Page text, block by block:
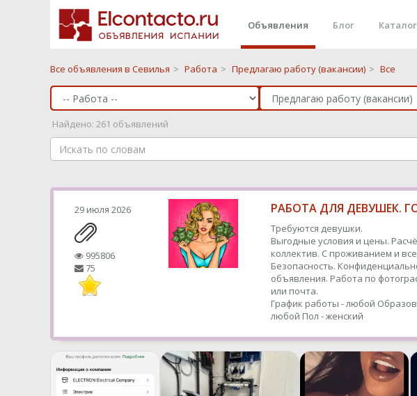
Объявления Блог
Все объявления в Севилья > Работа > Предлагаю работу (вакансии) > Все
Найдено: 261 объявлений
29 июля 2026
995806
75
РАБОТА ДЛЯ ДЕВУШЕК.
Требуются девушки.
Выгодные условия и цены.
коллектив. С проживанием и
Безопасность.
объявления. Работа по
или почта.
График работы - любой
любой Пол - женский